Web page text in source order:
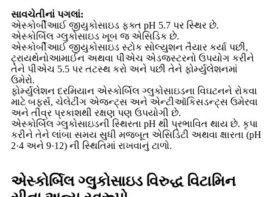
સાવચેતીનાં પગલાં:
એસ્કોર્બીઆઈ જીયુકોસાઇડ ફક્ત pH 5.7 પર સ્થિર છે.
એસ્કોર્બિલ ગ્લુકોસાઇડ ખૂબ જ એસિડિક છે.
એસ્કોર્બીઆઈ જીયુકોસાઇડ સ્ટોક સોલ્યુશન તૈયાર કર્યા પછી,
ટ્રાયથેનોઆમાઈન અથવા પીએચ એડજસ્ટરનો ઉપયોગ કરીને
તેને પીએચ 5.5 પર તટસ્થ કરો અને પછી તેને ફોર્મ્યુલેશનમાં
ઉમેરો.
ફોર્મ્યુલેશન દરમિયાન એસ્કોર્બિલ ગ્લુકોસાઇડના વિઘટનને રોકવા
માટે બફર્સ, ચેલેટીંગ એજન્ટ્સ અને એન્ટીઑકિસડન્ટ્સ ઉમેરવા
અને તીવ્ર પ્રકાશથી રક્ષણ પણ ઉપયોગી છે.
એસ્કોર્બિલ ગ્લુકોસાઇડની સ્થિરતા pH થી પ્રભાવિત થાય છે. કૃપા
કરીને તેને લાંબા સમય સુધી મજબૂત એસિડિટી અથવા ક્ષારતા (pH
2·4 અને 9·12) ની સ્થિતિમાં રાખવાનું ટાળો.
એસ્કોર્બિલ ગ્લુકોસાઇડ વિરુદ્ધ વિટામિન